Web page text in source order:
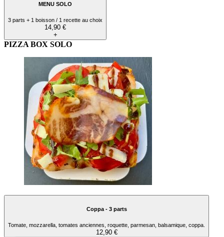
MENU SOLO
3 parts + 1 boisson / 1 recette au choix
14,90 €
+
PIZZA BOX SOLO
Coppa - 3 parts
Tomate, mozzarella, tomates anciennes, roquette, parmesan, balsamique, coppa.
12,90 €